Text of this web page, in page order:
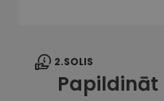
2.SOLIS
Papildināt